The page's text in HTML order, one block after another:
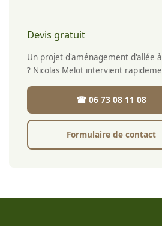
Devis gratuit
Un projet d'aménagement d'allée
? Nicolas Melot intervient
☎ 06 73 08 11 08
Formulaire de contact